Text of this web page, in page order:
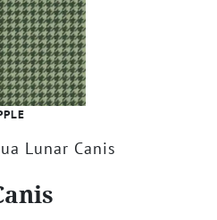
Lunar Canis